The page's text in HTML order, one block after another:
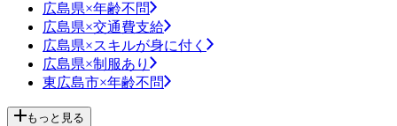
広島県×年齢不問
広島県×交通費支給
広島県×スキルが身に付く
広島県×制服あり
東広島市×年齢不問
もっと見る